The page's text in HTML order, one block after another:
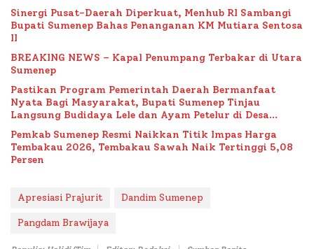
Sinergi Pusat-Daerah Diperkuat, Menhub RI Sambangi
Bupati Sumenep Bahas Penanganan KM Mutiara Sentosa
II
BREAKING NEWS – Kapal Penumpang Terbakar di Utara
Sumenep
Pastikan Program Pemerintah Daerah Bermanfaat
Nyata Bagi Masyarakat, Bupati Sumenep Tinjau
Langsung Budidaya Lele dan Ayam Petelur di Desa
Pemkab Sumenep Resmi Naikkan Titik Impas Harga
Tembakau 2026, Tembakau Sawah Naik Tertinggi 5,08
Persen
Apresiasi Prajurit Dandim Sumenep
Pangdam Brawijaya